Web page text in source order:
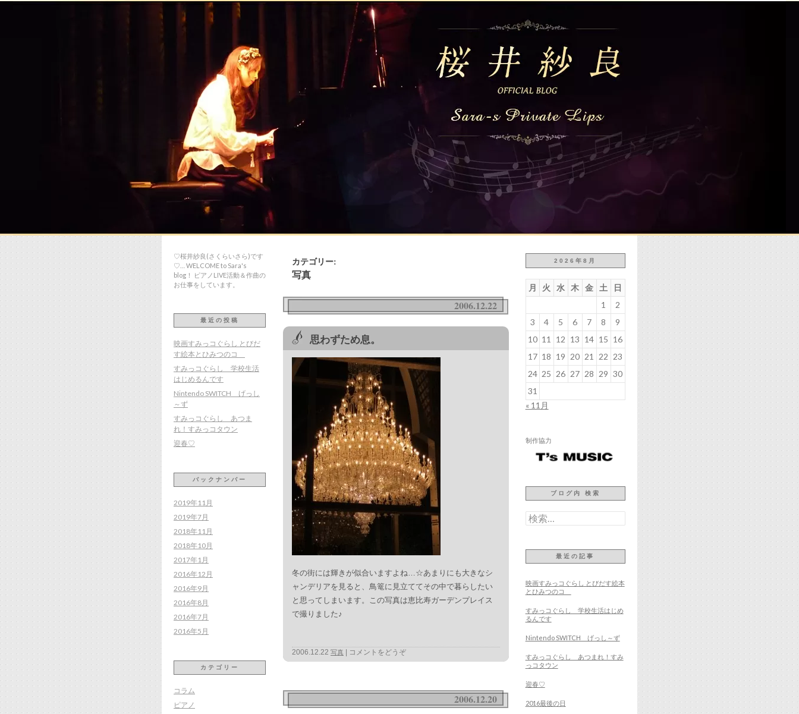
カテゴリー:
写真
2006.12.22
思わずため息。
冬の街には輝きが似合いますよね…☆あまりにも大きなシ
ャンデリアを見ると、鳥篭に見立ててその中で暮らしたい
と思ってしまいます。この写真は恵比寿ガーデンプレイス
で撮りました♪
2006.12.22 写真 コメントをどうぞ
2006.12.20
2026年8月
月 火 水 木 金 土
日
1
2
3
4 5 6 7 8
9
10 11 12 13 14 15 16
17 18 19 20 21 22 23
24 25 26 27 28 29 30
31
« 11月
制作協力
ブログ内 検索
検
索:
最近の記事
映画すみっコぐらし とびだす絵本
とひみつのコ
すみっコぐらし 学校生活はじめ
るんです
Nintendo SWITCH げっし～ず
すみっコぐらし あつまれ！すみ
っコタウン
迎春♡
2016最後の日
♡桜井紗良(さくらいさら)です
♡… WELCOME to Sara's
blog！ ピアノLIVE活動＆作曲の
お仕事をしています。
最近の投稿
映画すみっコぐらし とびだ
す絵本とひみつのコ
すみっコぐらし 学校生活
はじめるんです
Nintendo SWITCH げっし
～ず
すみっコぐらし あつま
れ！すみっコタウン
迎春♡
バックナンバー
2019年11月
2019年7月
2018年11月
2018年10月
2017年1月
2016年12月
2016年9月
2016年8月
2016年7月
2016年5月
カテゴリー
コラム
ピアノ